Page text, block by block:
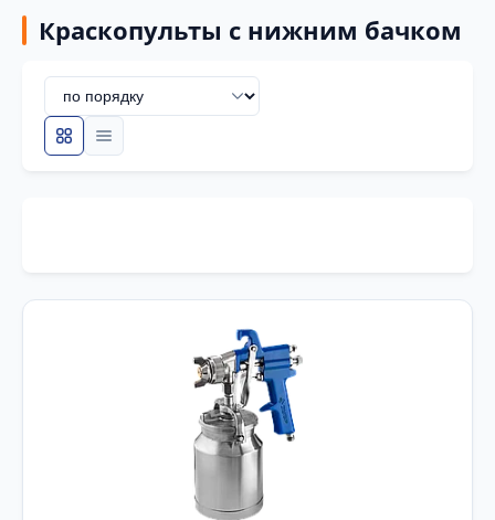
Краскопульты c нижним бачком